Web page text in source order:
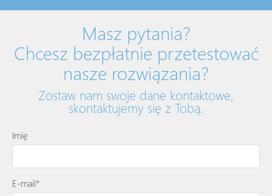
Masz pytania?
Chcesz bezpłatnie przetestować
nasze rozwiązania?
Zostaw nam swoje dane kontaktowe,
skontaktujemy się z Tobą.
Imię
E-mail*